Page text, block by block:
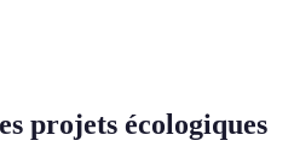
projets écologiques